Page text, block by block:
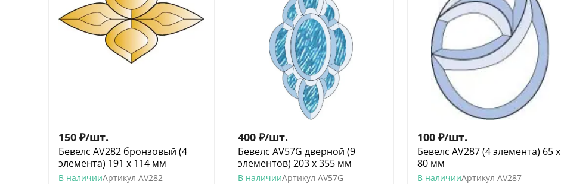
150 ₽/шт.
Бевелс AV282 бронзовый (4
элемента) 191 х 114 мм
В наличииАртикул AV282
400 ₽/шт.
Бевелс AV57G дверной (9
элементов) 203 х 355 мм
В наличииАртикул AV57G
100 ₽/шт.
Бевелс AV287 (4 элемента) 65 х
80 мм
В наличииАртикул AV287